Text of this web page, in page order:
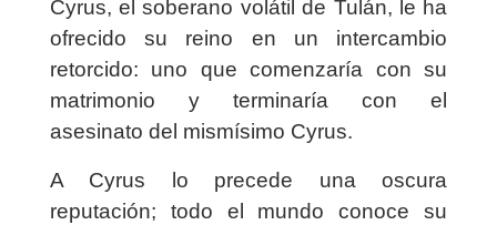
Cyrus, el soberano volátil de Tulán, le ha
ofrecido su reino en un intercambio
retorcido: uno que comenzaría con su
matrimonio y terminaría con el
asesinato del mismísimo Cyrus.
A Cyrus lo precede una oscura
reputación; todo el mundo conoce su